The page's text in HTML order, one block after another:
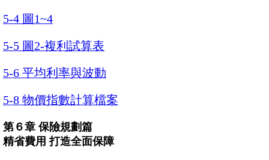
5-4 圖1~4
5-5 圖2-複利試算表
5-6 平均利率與波動
5-8 物價指數計算檔案
第６章 保險規劃篇
精省費用 打造全面保障